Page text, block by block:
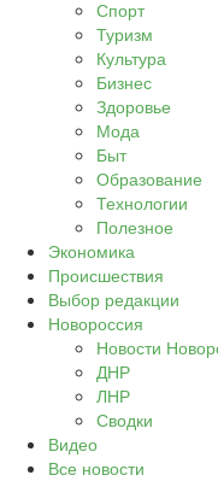
Спорт
Туризм
Культура
Бизнес
Здоровье
Мода
Быт
Образование
Технологии
Полезное
Экономика
Происшествия
Выбор редакции
Новороссия
Новости
ДНР
ЛНР
Сводки
Видео
Все новости